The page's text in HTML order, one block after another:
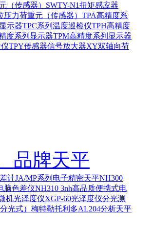
（传感器） SWTY-N1扭矩感应器
力荷重元（传感器） TPA高精度系
示器TPC系列温度巡检仪TPH高精度
度系列显示器TPM高精度系列显示器
TPY传感器信号放大器XY双轴向荷
品牌天平
计JA/MP系列电子精密天平NH300
脑色差仪NH310 3nh高品质便携式电
机光泽度仪XGP-60光泽度仪分光测
光式） 梅特勒托利多AL204分析天平